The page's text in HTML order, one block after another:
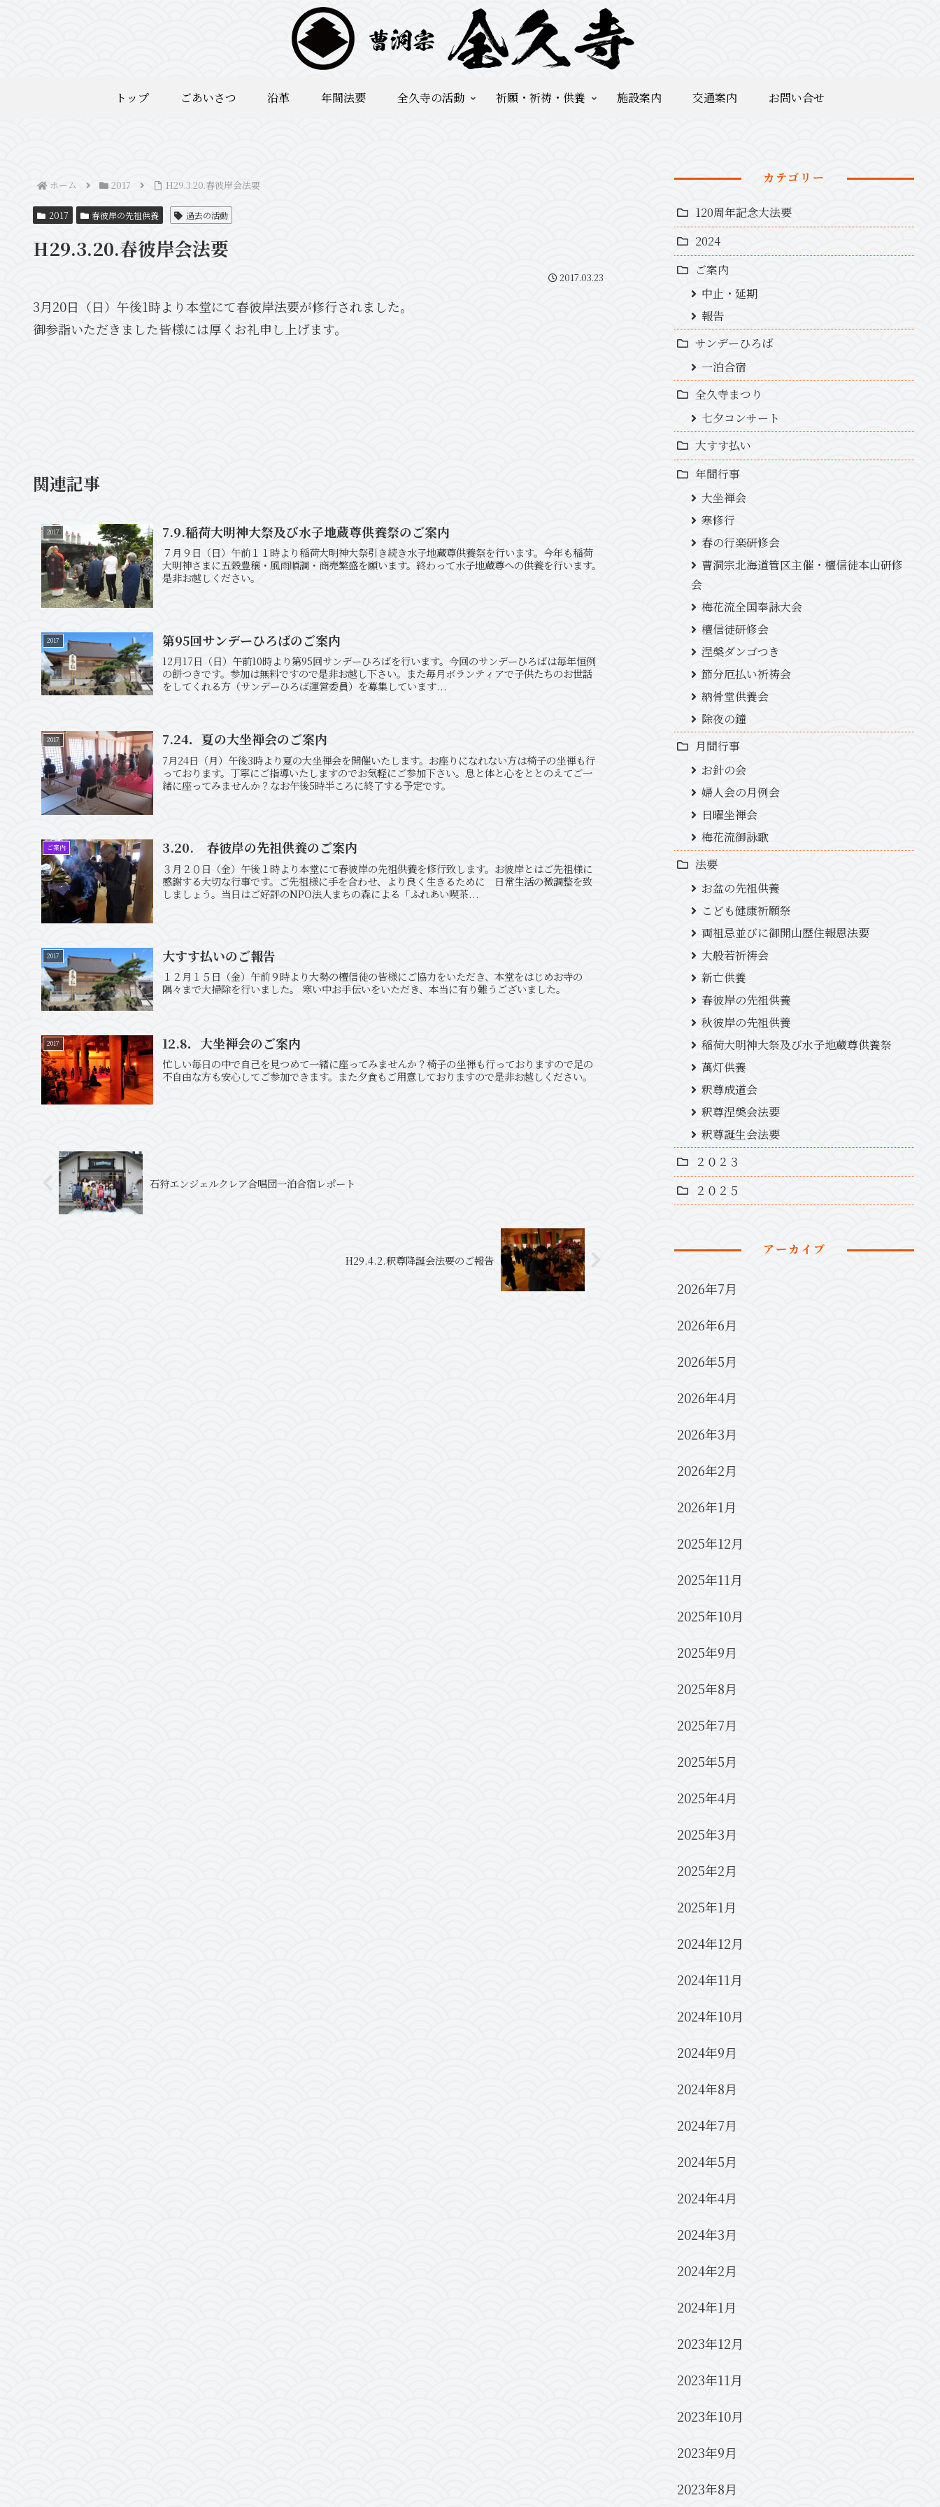
トップ ごあいさつ 沿革 年間法要 全久寺の活動 祈願・祈祷・供養 施設案内 交通案内 お問い合せ
ホーム 2017 H29.3.20.春彼岸会法要
2017 春彼岸の先祖供養 過去の活動
H29.3.20.春彼岸会法要
2017.03.23
3月20日（日）午後1時より本堂にて春彼岸法要が修行されました。
御参詣いただきました皆様には厚くお礼申し上げます。
関連記事
2017 7.9.稲荷大明神大祭及び水子地蔵尊供養祭のご案内
７月９日（日）午前１１時より稲荷大明神大祭引き続き水子地蔵尊供養祭を行います。今年も稲荷
大明神さまに五穀豊穣・風雨順調・商売繁盛を願います。終わって水子地蔵尊への供養を行います。
是非お越しください。
2017 第95回サンデーひろばのご案内
12月17日（日）午前10時より第95回サンデーひろばを行います。今回のサンデーひろばは毎年恒例
の餅つきです。参加は無料ですので是非お越し下さい。また毎月ボランティアで子供たちのお世話
をしてくれる方（サンデーひろば運営委員）を募集しています...
2017 7.24．夏の大坐禅会のご案内
7月24日（月）午後3時より夏の大坐禅会を開催いたします。お座りになれない方は椅子の坐禅も行
っております。丁寧にご指導いたしますのでお気軽にご参加下さい。息と体と心をととのえてご一
緒に座ってみませんか？なお午後5時半ころに終了する予定です。
ご案内 3.20. 春彼岸の先祖供養のご案内
３月２０日（金）午後１時より本堂にて春彼岸の先祖供養を修行致します。お彼岸とはご先祖様に
感謝する大切な行事です。ご先祖様に手を合わせ、より良く生きるために 日常生活の微調整を致
しましょう。当日はご好評のNPO法人まちの森による「ふれあい喫茶...
2017 大すす払いのご報告
１２月１５日（金）午前９時より大勢の檀信徒の皆様にご協力をいただき、本堂をはじめお寺の
隅々まで大掃除を行いました。 寒い中お手伝いをいただき、本当に有り難うございました。
2017 12.8．大坐禅会のご案内
忙しい毎日の中で自己を見つめて一緒に座ってみませんか？椅子の坐禅も行っておりますので足の
不自由な方も安心してご参加できます。また夕食もご用意しておりますので是非お越しください。
石狩エンジェルクレア合唱団一泊合宿レポート
H29.4.2.釈尊降誕会法要のご報告
カテゴリー
120周年記念大法要
2024
ご案内
中止・延期
報告
サンデーひろば
一泊合宿
全久寺まつり
七夕コンサート
大すす払い
年間行事
大坐禅会
寒修行
春の行楽研修会
曹洞宗北海道管区主催・檀信徒本山研修
会
梅花流全国奉詠大会
檀信徒研修会
涅槃ダンゴつき
節分厄払い祈祷会
納骨堂供養会
除夜の鐘
月間行事
お針の会
婦人会の月例会
日曜坐禅会
梅花流御詠歌
法要
お盆の先祖供養
こども健康祈願祭
両祖忌並びに御開山歴住報恩法要
大般若祈祷会
新亡供養
春彼岸の先祖供養
秋彼岸の先祖供養
稲荷大明神大祭及び水子地蔵尊供養祭
萬灯供養
釈尊成道会
釈尊涅槃会法要
釈尊誕生会法要
２０２３
２０２５
アーカイブ
2026年7月
2026年6月
2026年5月
2026年4月
2026年3月
2026年2月
2026年1月
2025年12月
2025年11月
2025年10月
2025年9月
2025年8月
2025年7月
2025年5月
2025年4月
2025年3月
2025年2月
2025年1月
2024年12月
2024年11月
2024年10月
2024年9月
2024年8月
2024年7月
2024年5月
2024年4月
2024年3月
2024年2月
2024年1月
2023年12月
2023年11月
2023年10月
2023年9月
2023年8月